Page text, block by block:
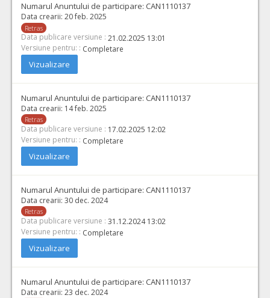
Numarul Anuntului de participare: CAN1110137
Data crearii: 20 feb. 2025
Retras
Data publicare versiune : 21.02.2025 13:01
Versiune pentru: : Completare
Vizualizare
Numarul Anuntului de participare: CAN1110137
Data crearii: 14 feb. 2025
Retras
Data publicare versiune : 17.02.2025 12:02
Versiune pentru: : Completare
Vizualizare
Numarul Anuntului de participare: CAN1110137
Data crearii: 30 dec. 2024
Retras
Data publicare versiune : 31.12.2024 13:02
Versiune pentru: : Completare
Vizualizare
Numarul Anuntului de participare: CAN1110137
Data crearii: 23 dec. 2024